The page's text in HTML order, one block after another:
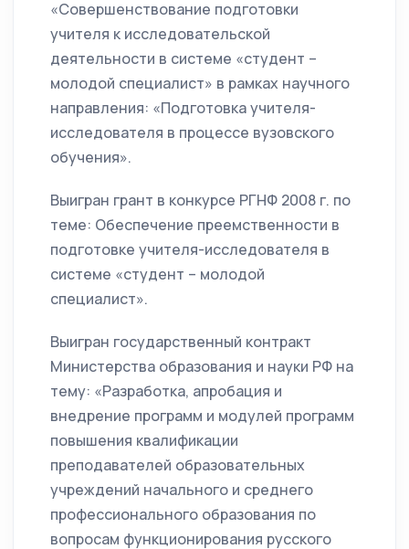
«Совершенствование подготовки
учителя к исследовательской
деятельности в системе «студент –
молодой специалист» в рамках научного
направления: «Подготовка учителя-
исследователя в процессе вузовского
обучения».
Выигран грант в конкурсе РГНФ 2008 г. по
теме: Обеспечение преемственности в
подготовке учителя-исследователя в
системе «студент – молодой
специалист».
Выигран государственный контракт
Министерства образования и науки РФ на
тему: «Разработка, апробация и
внедрение программ и модулей программ
повышения квалификации
преподавателей образовательных
учреждений начального и среднего
профессионального образования по
вопросам функционирования русского